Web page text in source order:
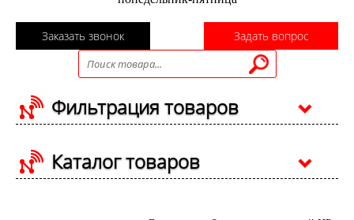
Заказать звонок Задать вопрос
Фильтрация товаров
Каталог товаров